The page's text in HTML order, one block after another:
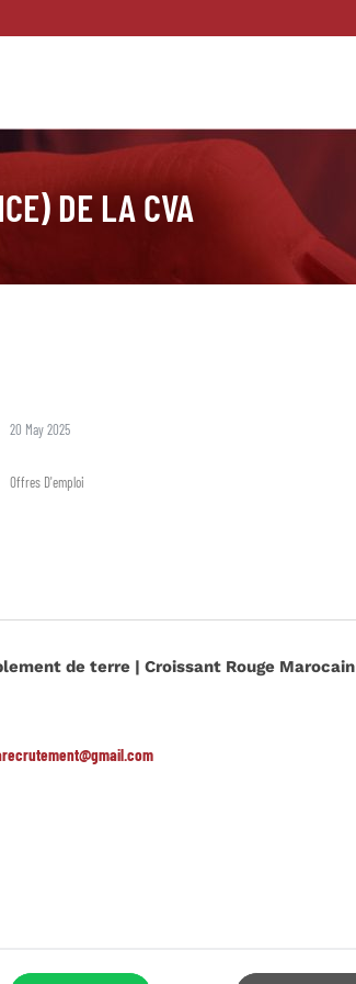
DE LA CVA
20 May 2025
Offres D'emploi
de terre | Croissant Rouge Marocain